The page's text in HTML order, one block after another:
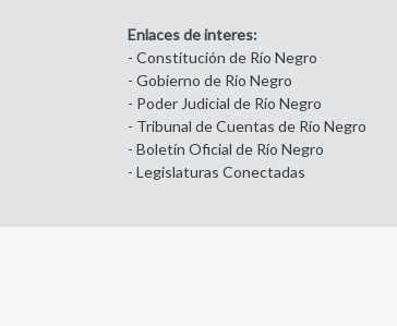
Enlaces de interes:
- Constitución de Río Negro
- Gobierno de Río Negro
- Poder Judicial de Río Negro
- Tribunal de Cuentas de Río Negro
- Boletín Oficial de Río Negro
- Legislaturas Conectadas